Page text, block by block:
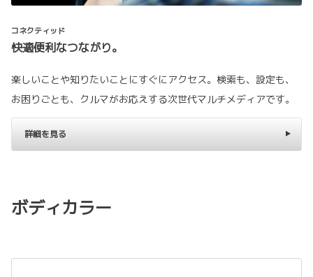
コネクティッド
快適便利なつながり。
楽しいことや知りたいことにすぐにアクセス。検索も、設定も、
お困りごとも、クルマがお応えする次世代マルチメディアです。
詳細を見る
ボディカラー